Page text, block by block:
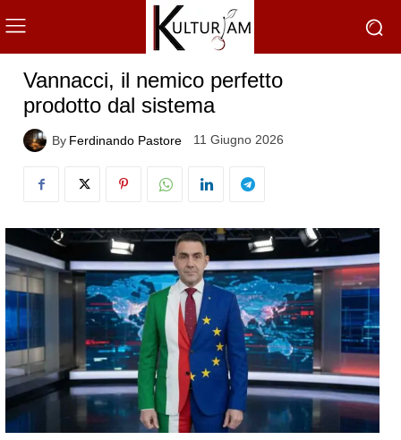
Vannacci, il nemico perfetto
prodotto dal sistema
By Ferdinando Pastore 11 Giugno 2026